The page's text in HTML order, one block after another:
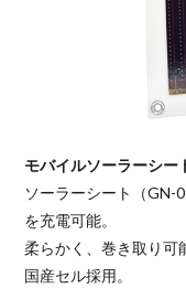
モバイルソーラーシ
ソーラーシート（GN-
を充電可能。
柔らかく、巻き取り可
国産セル採用。